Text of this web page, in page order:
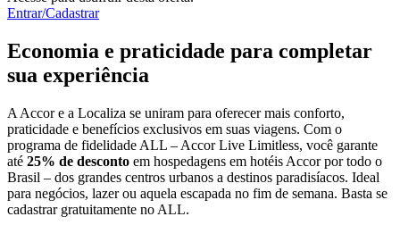
Entrar/Cadastrar
Economia e praticidade para completar
sua experiência
A Accor e a Localiza se uniram para oferecer mais conforto,
praticidade e benefícios exclusivos em suas viagens. Com o
programa de fidelidade ALL – Accor Live Limitless, você garante
até 25% de desconto em hospedagens em hotéis Accor por todo o
Brasil – dos grandes centros urbanos a destinos paradisíacos. Ideal
para negócios, lazer ou aquela escapada no fim de semana. Basta se
cadastrar gratuitamente no ALL.